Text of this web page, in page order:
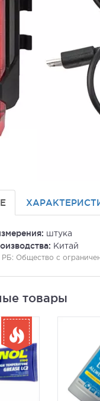
штука
Китай
РБ: Общество с
товары